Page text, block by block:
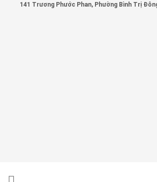
141 Trương Phước Phan, Phường Bình Trị